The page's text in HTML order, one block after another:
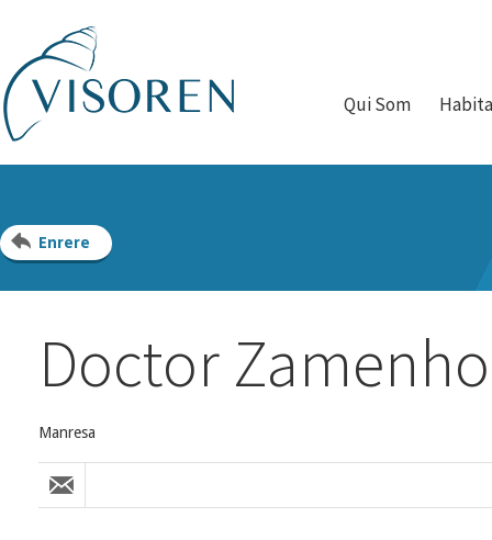
Qui Som
Enrere
Doctor
Manresa